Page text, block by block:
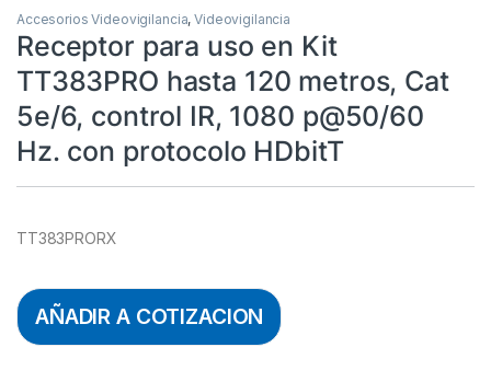
Accesorios Videovigilancia,Videovigilancia
Receptor para uso en Kit
TT383PRO hasta 120 metros, Cat
5e/6, control IR, 1080 p@50/60
Hz. con protocolo HDbitT
TT383PRORX
AÑADIR A COTIZACION